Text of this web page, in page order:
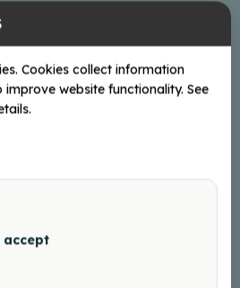
Šķilbēnu pag., Balvu nov.,
Cookies collect information
website functionality. See
accept